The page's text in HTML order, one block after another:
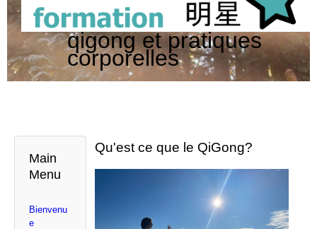
qigong et pratiques
corporelles
Main
Menu
Bienvenu
e
Qu'est ce que le QiGong?